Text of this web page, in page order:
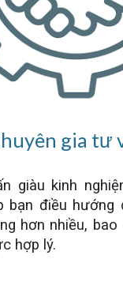
gia tư
giàu kinh
bạn điều hướng
hơn nhiều,
hợp lý.